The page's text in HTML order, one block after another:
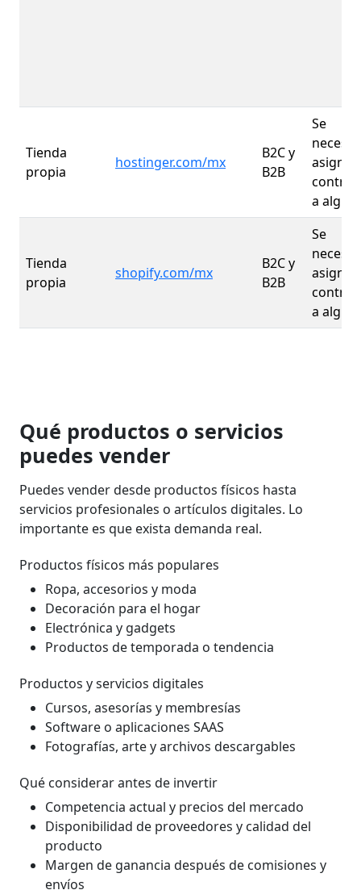
Tienda
propia
hostinger.com/mx
B2C y
B2B
Se
asignar
a
Tienda
propia
shopify.com/mx
B2C y
B2B
Se
asignar
a
Qué productos o servicios
puedes vender
Puedes vender desde productos físicos hasta
servicios profesionales o artículos digitales. Lo
importante es que exista demanda real.
Productos físicos más populares
Ropa, accesorios y moda
Decoración para el hogar
Electrónica y gadgets
Productos de temporada o tendencia
Productos y servicios digitales
Cursos, asesorías y membresías
Software o aplicaciones SAAS
Fotografías, arte y archivos descargables
Qué considerar antes de invertir
Competencia actual y precios del mercado
Disponibilidad de proveedores y calidad del
producto
Margen de ganancia después de comisiones y
envíos